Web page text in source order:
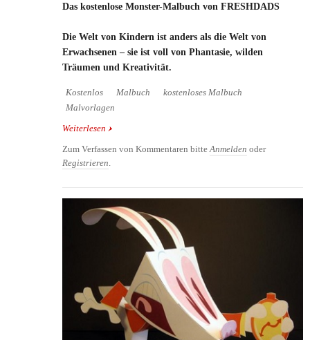
Das kostenlose Monster-Malbuch von FRESHDADS
Die Welt von Kindern ist anders als die Welt von
Erwachsenen – sie ist voll von Phantasie, wilden
Träumen und Kreativität.
Kostenlos Malbuch
kostenloses Malbuch
Malvorlagen
Weiterlesen über Das kostenlose Monster-Malbuch von
Zum Verfassen von Kommentaren bitte Anmelden oder
Registrieren